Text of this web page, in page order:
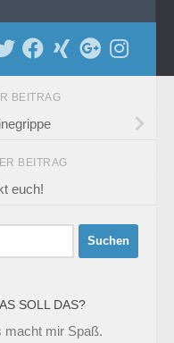
BEITRAG
BEITRAG
euch!
SOLL DAS?
macht mir Spaß.